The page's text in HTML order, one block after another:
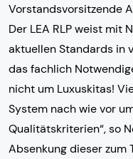
Vorstandsvorsitzende
Der LEA RLP weist mit
aktuellen Standards in
das fachlich
nicht um Luxuskitas!
System nach wie vor
Qualitätskriterien“, so
Absenkung dieser zum